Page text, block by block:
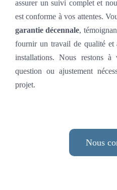
assurer un suivi complet et
est conforme à vos attentes.
garantie décennale,
fournir un travail de qualité et
installations. Nous restons
question ou ajustement
projet.
Nous